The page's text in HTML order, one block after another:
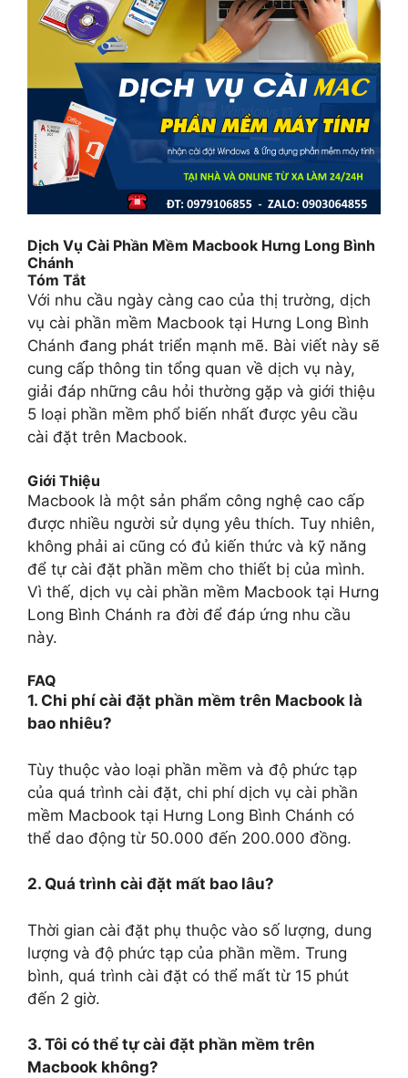
Dịch Vụ Cài Phần Mềm Macbook Hưng Long Bình
Chánh
Tóm Tắt
Với nhu cầu ngày càng cao của thị trường, dịch
vụ cài phần mềm Macbook tại Hưng Long Bình
Chánh đang phát triển mạnh mẽ. Bài viết này sẽ
cung cấp thông tin tổng quan về dịch vụ này,
giải đáp những câu hỏi thường gặp và giới thiệu
5 loại phần mềm phổ biến nhất được yêu cầu
cài đặt trên Macbook.
Giới Thiệu
Macbook là một sản phẩm công nghệ cao cấp
được nhiều người sử dụng yêu thích. Tuy nhiên,
không phải ai cũng có đủ kiến thức và kỹ năng
để tự cài đặt phần mềm cho thiết bị của mình.
Vì thế, dịch vụ cài phần mềm Macbook tại Hưng
Long Bình Chánh ra đời để đáp ứng nhu cầu
này.
FAQ
1. Chi phí cài đặt phần mềm trên Macbook là
bao nhiêu?
Tùy thuộc vào loại phần mềm và độ phức tạp
của quá trình cài đặt, chi phí dịch vụ cài phần
mềm Macbook tại Hưng Long Bình Chánh có
thể dao động từ 50.000 đến 200.000 đồng.
2. Quá trình cài đặt mất bao lâu?
Thời gian cài đặt phụ thuộc vào số lượng, dung
lượng và độ phức tạp của phần mềm. Trung
bình, quá trình cài đặt có thể mất từ 15 phút
đến 2 giờ.
3. Tôi có thể tự cài đặt phần mềm trên
Macbook không?